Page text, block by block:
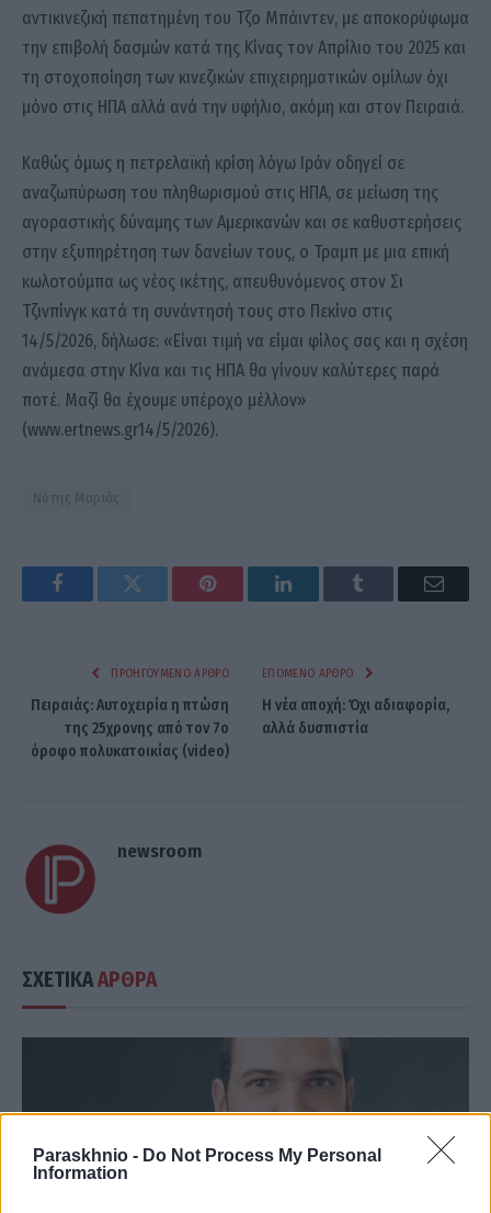
Paraskhnio - Do Not Process My Personal
Information
αντικινεζική πεπατημένη του Τζο Μπάιντεν, με αποκορύφωμα
την επιβολή δασμών κατά της Κίνας τον Απρίλιο του 2025 και
τη στοχοποίηση των κινεζικών επιχειρηματικών ομίλων όχι
μόνο στις ΗΠΑ αλλά ανά την υφήλιο, ακόμη και στον Πειραιά.
Καθώς όμως η πετρελαϊκή κρίση λόγω Ιράν οδηγεί σε
αναζωπύρωση του πληθωρισμού στις ΗΠΑ, σε μείωση της
αγοραστικής δύναμης των Αμερικανών και σε καθυστερήσεις
στην εξυπηρέτηση των δανείων τους, ο Τραμπ με μια επική
κωλοτούμπα ως νέος ικέτης, απευθυνόμενος στον Σι
Τζινπίνγκ κατά τη συνάντησή τους στο Πεκίνο στις
14/5/2026, δήλωσε: «Είναι τιμή να είμαι φίλος σας και η σχέση
ανάμεσα στην Κίνα και τις ΗΠΑ θα γίνουν καλύτερες παρά
ποτέ. Μαζί θα έχουμε υπέροχο μέλλον»
(www.ertnews.gr14/5/2026).
Νότης Μαριάς
FacebookTwitter Pinterest LinkedInTumblr Email
ΠΡΟΗΓΟΎΜΕΝΟ ΆΡΘΡΟ
Πειραιάς: Αυτοχειρία η πτώση
της 25χρονης από τον 7ο
όροφο πολυκατοικίας (video)
ΕΠΌΜΕΝΟ ΆΡΘΡΟ
Η νέα αποχή: Όχι αδιαφορία,
αλλά δυσπιστία
newsroom
ΣΧΕΤΙΚΑΑΡΘΡΑ